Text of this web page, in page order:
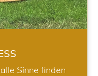
Sinne finden